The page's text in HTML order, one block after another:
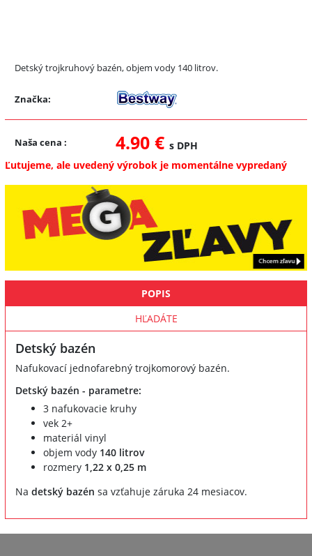
Detský trojkruhový bazén, objem vody 140 litrov.
Značka:
Naša cena : 4.90 € s DPH
Ľutujeme, ale uvedený výrobok je momentálne vypredaný
POPIS
HĽADÁTE
Detský bazén
Nafukovací jednofarebný trojkomorový bazén.
Detský bazén - parametre:
3 nafukovacie kruhy
vek 2+
materiál vinyl
objem vody 140 litrov
rozmery 1,22 x 0,25 m
Na detský bazén sa vzťahuje záruka 24 mesiacov.